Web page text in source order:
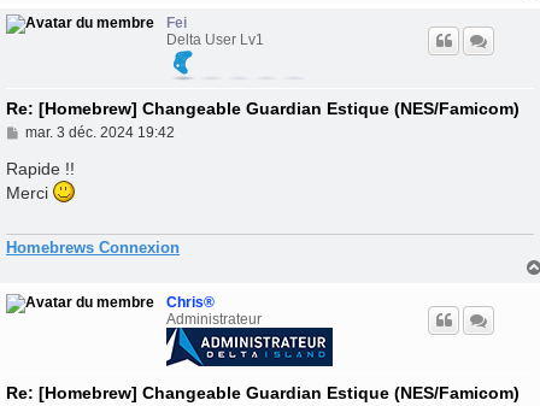
Fei
Delta User Lv1
Re: [Homebrew] Changeable Guardian Estique (NES/Famicom)
M
s
a
e
mar. 3 déc. 2024 19:42
Rapide !!
Merci
Homebrews Connexion
Chris®
Administrateur
Re: [Homebrew] Changeable Guardian Estique (NES/Famicom)